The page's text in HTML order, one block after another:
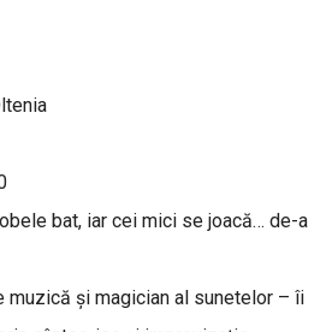
bat, iar cei mici se joacă… de-a
muzică și magician al sunetelor – îi